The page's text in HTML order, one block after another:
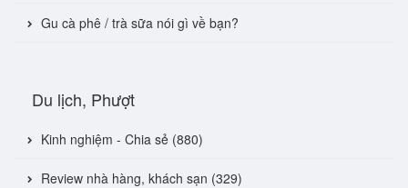
Gu cà phê / trà sữa nói gì về bạn?
Du lịch, Phượt
Kinh nghiệm - Chia sẻ (880)
Review nhà hàng, khách sạn (329)